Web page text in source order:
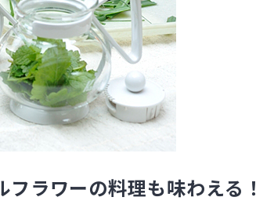
ラワーの料理も味わえる！